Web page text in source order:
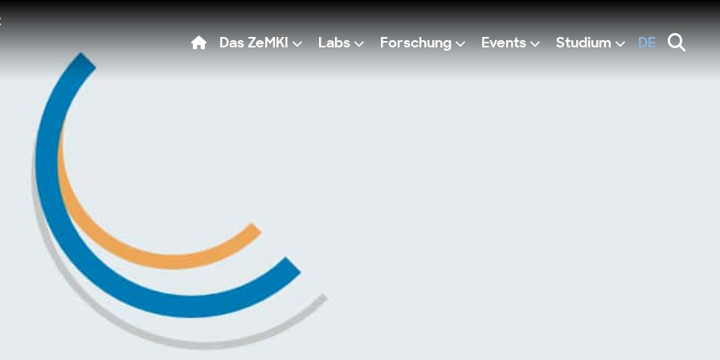
Das ZeMKI Labs Forschung Events Studium DE